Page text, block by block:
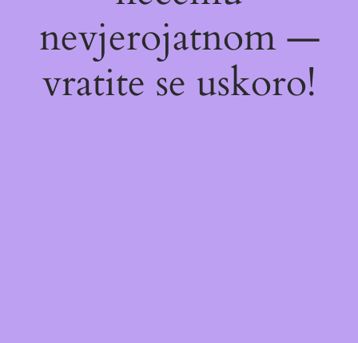
nevjerojatnom —
vratite se uskoro!